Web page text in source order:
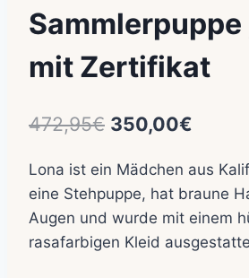
Sammlerpuppe
mit Zertifikat
472,95€ Ursprünglicher
war:
472,95€
350,00€
ist:
Lona ist ein Mädchen aus
eine Stehpuppe, hat braune
Augen und wurde mit einem
rasafarbigen Kleid